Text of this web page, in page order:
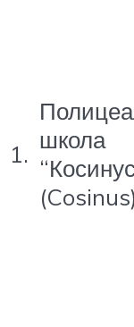
1. школа
(Cosinus)